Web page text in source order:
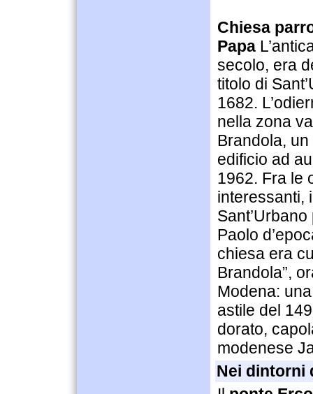
Chiesa
Papa
secolo, era
titolo di
1682.
nella zona
Brandola,
edificio ad
1962. Fra le
interessanti,
Paolo
chiesa era
Brandola”,
Modena:
astile del
dorato,
modenese
Nei dintorni